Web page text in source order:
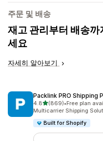
주문 및 배송
재고 관리부터 배송
세요
자세히 알아보기
Packlink PRO Shipping
4.8별 5개 중
(869)
총 리뷰 869개
•Free plan
Multicarrier Shipping
Built for Shopify